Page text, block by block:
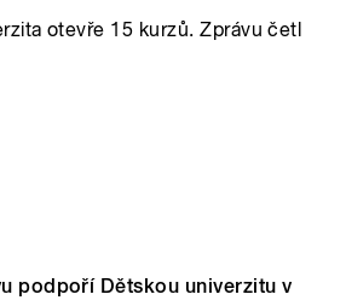
otevře 15 kurzů. Zprávu četl
podpoří Dětskou univerzitu v